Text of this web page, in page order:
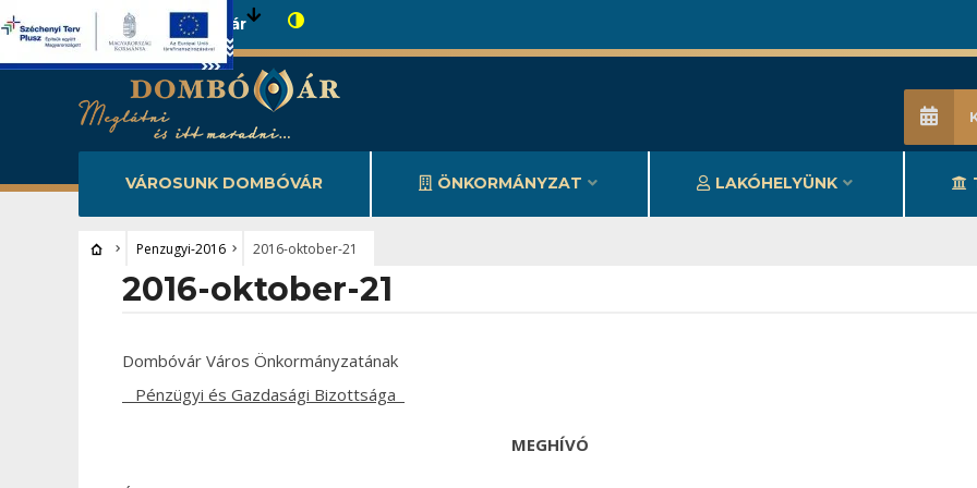
Városunk Dombóvár
VÁROSUNK DOMBÓVÁR ÖNKORMÁNYZAT LAKÓHELYÜNK
Penzugyi-2016 2016-oktober-21
2016-oktober-21
Dombóvár Város Önkormányzatának
Pénzügyi és Gazdasági Bizottsága
MEGHÍVÓ